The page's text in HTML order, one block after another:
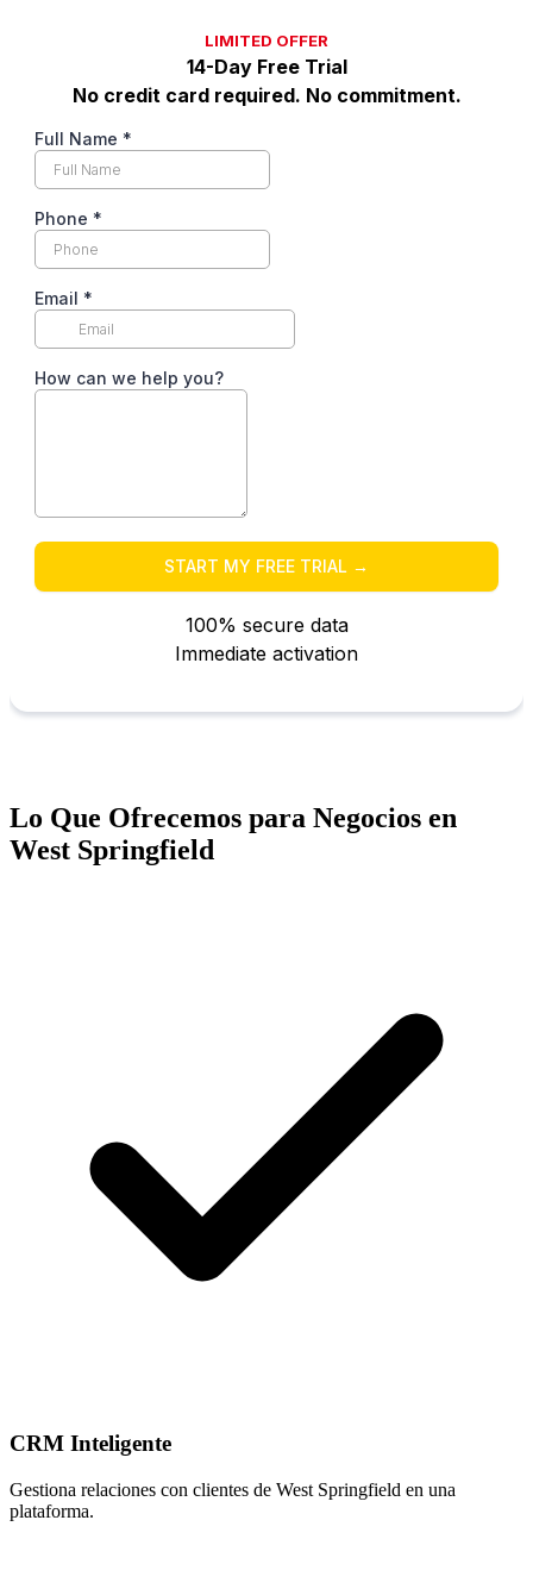
Lo Que Ofrecemos para Negocios en
West Springfield
CRM Inteligente
Gestiona relaciones con clientes de West Springfield en una
plataforma.